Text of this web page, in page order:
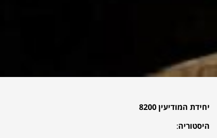
יחידת המודיעין 8200
היסטוריה: